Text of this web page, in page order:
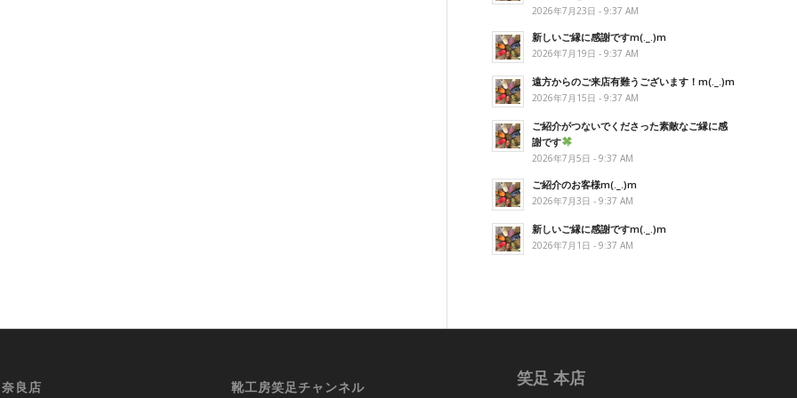
2026年7月23日 - 9:37 AM
新しいご縁に感謝ですm(._.)m
2026年7月19日 - 9:37 AM
遠方からのご来店有難うございます！m(._.)m
2026年7月15日 - 9:37 AM
ご紹介がつないでくださった素敵なご縁に感
謝です
2026年7月5日 - 9:37 AM
ご紹介のお客様m(._.)m
2026年7月3日 - 9:37 AM
新しいご縁に感謝ですm(._.)m
2026年7月1日 - 9:37 AM
良店 靴工房笑足チャンネル 笑足 本店